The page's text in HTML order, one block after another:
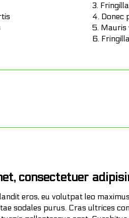
Donec
Mauris
consectetuer
eros, eu volutpat leo
sodales purus. Cras ultrices